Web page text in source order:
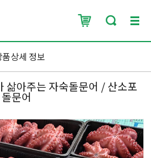
품상세 정보
삶아주는 자숙돌문어 / 산소포
문어